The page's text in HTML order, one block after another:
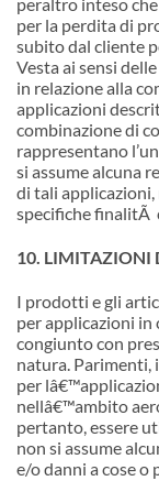
peraltro inteso
per la perdita di
subito dal cliente
Vesta ai sensi
in relazione alla
applicazioni
combinazione di
rappresentano
si assume alcuna
di tali
specifiche finalitÃ
10. LIMITAZIONI
I prodotti e gli
per applicazioni in
congiunto con
natura.
per lâ€™
nellâ€™ambito
pertanto, essere
non si assume
e/o danni a cose o